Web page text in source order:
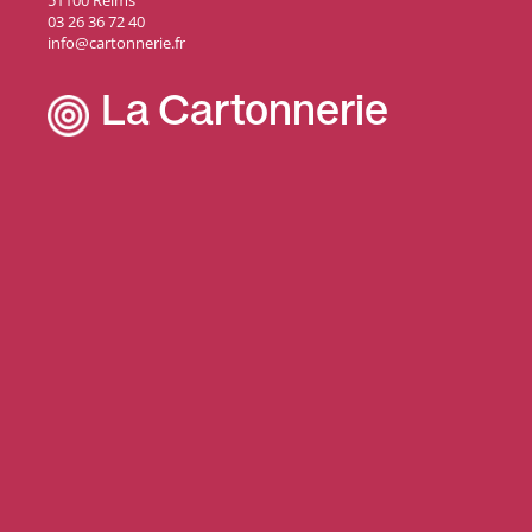
03 26 36 72 40
info@cartonnerie.fr
La Cartonnerie